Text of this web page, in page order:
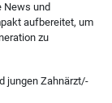
News und
aufbereitet, um
zu
jungen Zahnärzt/-